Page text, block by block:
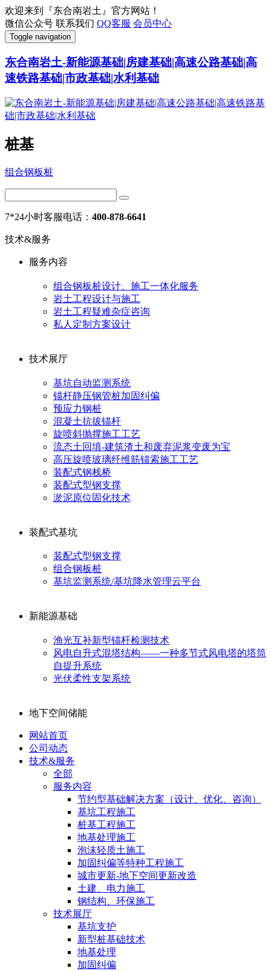
欢迎来到『东合南岩土』官方网站！
微信公众号 联系我们 QQ客服 会员中心
Toggle navigation
东合南岩土-新能源基础|房建基础|高速公路基础|高
速铁路基础|市政基础|水利基础
桩基
组合钢板桩
7*24小时客服电话： 400-878-6641
技术&服务
服务内容
组合钢板桩设计、施工一体化服务
岩土工程设计与施工
岩土工程疑难杂症咨询
私人定制方案设计
技术展厅
基坑自动监测系统
锚杆静压钢管桩加固纠偏
预应力钢桩
混凝土抗拔锚杆
旋喷斜抛撑施工工艺
流态土回填-建筑渣土和废弃泥浆变废为宝
高压旋喷玻璃纤维筋锚索施工工艺
装配式钢栈桥
装配式型钢支撑
淤泥原位固化技术
装配式基坑
装配式型钢支撑
组合钢板桩
基坑监测系统/基坑降水管理云平台
新能源基础
渔光互补新型锚杆检测技术
风电自升式混塔结构——一种多节式风电塔的塔筒
自提升系统
光伏柔性支架系统
地下空间储能
网站首页
公司动态
技术&服务
全部
服务内容
节约型基础解决方案（设计、优化、咨询）
基坑工程施工
桩基工程施工
地基处理施工
泡沫轻质土施工
加固纠偏等特种工程施工
城市更新-地下空间更新改造
土建、电力施工
钢结构、环保施工
技术展厅
基坑支护
新型桩基础技术
地基处理
加固纠偏